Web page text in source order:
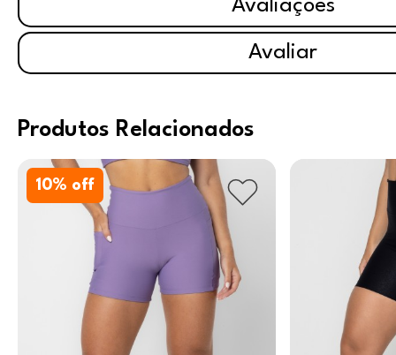
Avaliações
Avaliar
Produtos Relacionados
10% off